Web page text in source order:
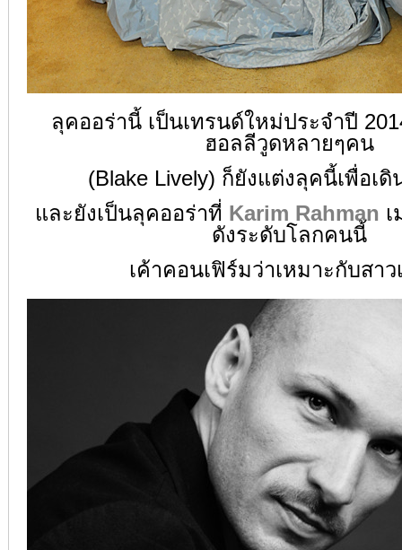
ลุคออร่านี้ เป็นเทรนด์ใหม่ประจำปี
ฮอลลีวูดหลายๆคน
(Blake Lively) ก็ยังแต่งลุคนี้เพื่อเ
และยังเป็นลุคออร่าที่ Karim Rahman
ดังระดับโลกคนนี้
เค้าคอนเฟิร์มว่าเหมาะกับสาว